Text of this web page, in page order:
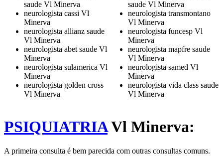
saude Vl Minerva
neurologista cassi Vl
Minerva
neurologista allianz saude
Vl Minerva
neurologista abet saude Vl
Minerva
neurologista sulamerica Vl
Minerva
neurologista golden cross
Vl Minerva
saude Vl Minerva
neurologista transmontano
Vl Minerva
neurologista funcesp Vl
Minerva
neurologista mapfre saude
Vl Minerva
neurologista samed Vl
Minerva
neurologista vida class saude
Vl Minerva
PSIQUIATRIAVl Minerva:
A primeira consulta é bem parecida com outras consultas comuns.